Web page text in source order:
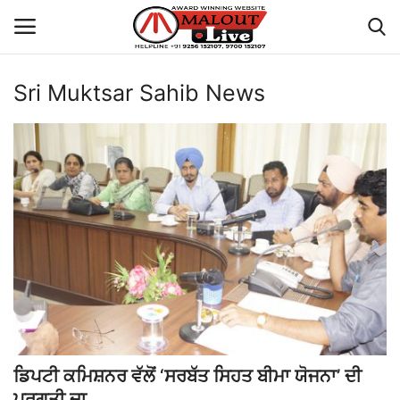
Login Register
Home
About Us
How to Reach Malout
Privacy Policy
Malout News
History of Malout
Sri Muktsar Sahib News
ਡਿਪਟੀ ਕਮਿਸ਼ਨਰ ਵੱਲੋਂ ‘ਸਰਬੱਤ ਸਿਹਤ ਬੀਮਾ ਯੋਜਨਾ’ ਦੀ